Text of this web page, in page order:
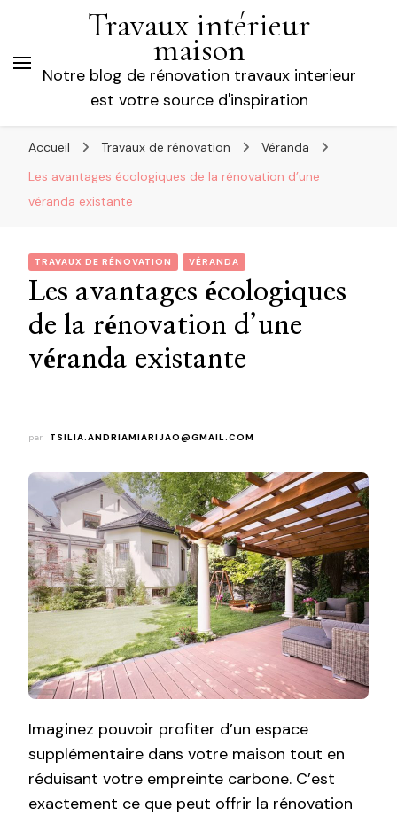
Travaux intérieur
maison
Notre blog de rénovation travaux interieur
est votre source d'inspiration
Accueil Travaux de rénovation
Véranda
Les avantages écologiques de la rénovation d’une
véranda existante
TRAVAUX DE RÉNOVATION VÉRANDA
Les avantages écologiques
de la rénovation d’une
véranda existante
par TSILIA.ANDRIAMIARIJAO@GMAIL.COM
Imaginez pouvoir profiter d’un espace
supplémentaire dans votre maison tout en
réduisant votre empreinte carbone. C’est
exactement ce que peut offrir la rénovation